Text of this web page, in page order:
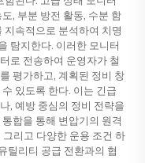
, 부분 방전 활동, 수분 함
지속적으로 분석하여 치명
탐지한다. 이러한 모니터
로 전송하여 운영자가 철
평가하고, 계획된 정비 창
있도록 한다. 이는 긴급
, 예방 중심의 정비 전략을
합을 통해 변압기의 원격
리고 다양한 운용 조건 하
틸리티 공급 전환과의 협